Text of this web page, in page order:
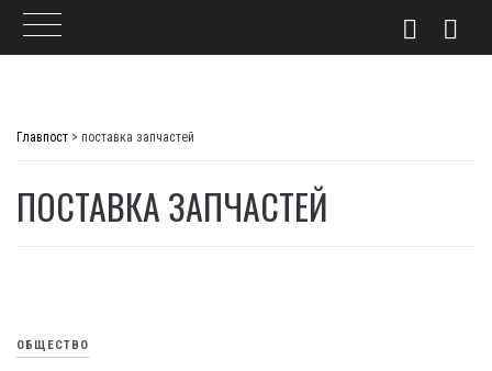
Главпост > поставка запчастей
ПОСТАВКА ЗАПЧАСТЕЙ
ОБЩЕСТВО